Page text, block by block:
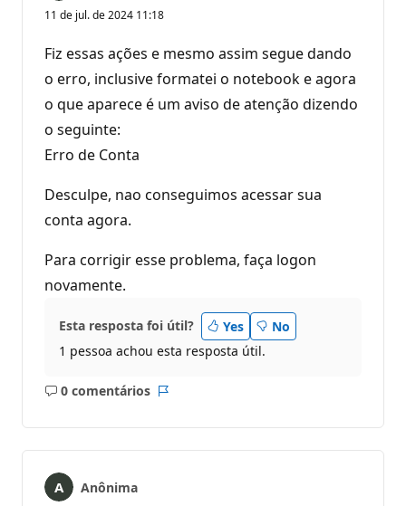
11 de jul. de 2024 11:18
Fiz essas ações e mesmo assim segue dando
o erro, inclusive formatei o notebook e agora
o que aparece é um aviso de atenção dizendo
o seguinte:
Erro de Conta
Desculpe, nao conseguimos acessar sua
conta agora.
Para corrigir esse problema, faça logon
novamente.
Esta resposta foi útil? Yes
No
1 pessoa achou esta resposta útil.
0 comentários
Sem
Anônima